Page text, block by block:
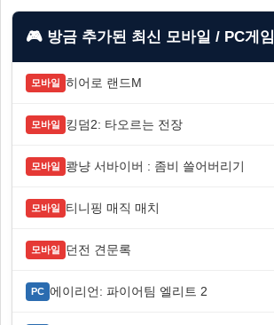
🎮 방금 추가된 최신 모바일 / PC게임
모바일 히어로 랜드M
모바일 킹덤2: 타오르는 전장
모바일 쾅냥 서바이버 : 좀비 쓸어버리기
모바일 티니핑 매직 매치
모바일 던전 견문록
PC 에이리언: 파이어팀 엘리트 2